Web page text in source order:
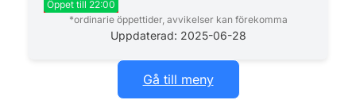
Öppet till 22:00
Måndag
15:00 - 22:00
Onsdag
15:00 - 22:00
Torsdag
15:00 - 22:00
*ordinarie öppettider, avvikelser kan förekomma
Uppdaterad: 2025-06-28
Gå till meny